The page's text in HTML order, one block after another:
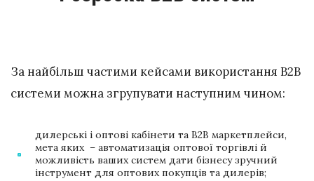
За найбільш частими кейсами використання B2B
системи можна згрупувати наступним чином:
дилерські і оптові кабінети та B2B маркетплейси,
мета яких – автоматизація оптової торгівлі й
можливість ваших систем дати бізнесу зручний
інструмент для оптових покупців та дилерів;